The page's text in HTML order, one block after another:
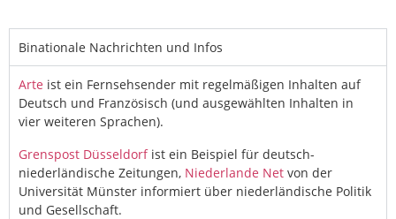
Binationale Nachrichten und Infos
Arte ist ein Fernsehsender mit regelmäßigen Inhalten auf
Deutsch und Französisch (und ausgewählten Inhalten in
vier weiteren Sprachen).
Grenspost Düsseldorfist ein Beispiel für deutsch-
niederländische Zeitungen, Niederlande Net von der
Universität Münster informiert über niederländische Politik
und Gesellschaft.